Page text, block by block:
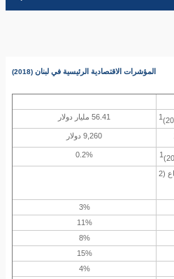
المؤشرات الاقتصادية الرئيسية في لبنان (2018)
1 56.41 مليار دولار
9,260 دولار
1
0.2%
(2
3%
11%
8%
15%
4%